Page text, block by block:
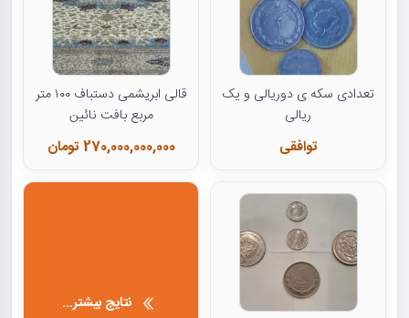
تعدادی سکه ی دوریالی و یک
ریالی
توافقی
قالی ابریشمی دستباف ۱۰۰ متر
مربع بافت نائین
270,000,000,000 تومان
نتایج بیشتر...